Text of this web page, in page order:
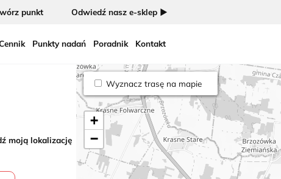
punkt Odwiedź nasz e-sklep ►
Punkty nadań Poradnik Kontakt
moją lokalizację
Wyznacz trasę na mapie
+
−